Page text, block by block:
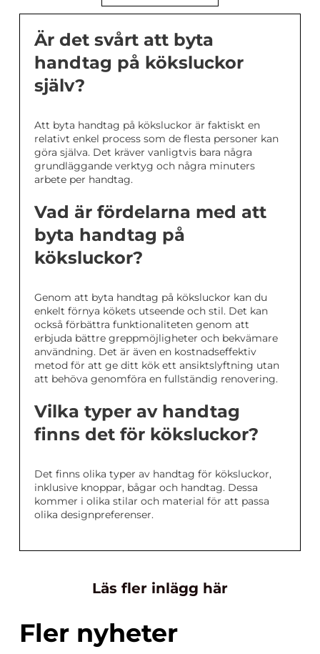
Är det svårt att byta
handtag på köksluckor
själv?
Att byta handtag på köksluckor är faktiskt en
relativt enkel process som de flesta personer kan
göra själva. Det kräver vanligtvis bara några
grundläggande verktyg och några minuters
arbete per handtag.
Vad är fördelarna med att
byta handtag på
köksluckor?
Genom att byta handtag på köksluckor kan du
enkelt förnya kökets utseende och stil. Det kan
också förbättra funktionaliteten genom att
erbjuda bättre greppmöjligheter och bekvämare
användning. Det är även en kostnadseffektiv
metod för att ge ditt kök ett ansiktslyftning utan
att behöva genomföra en fullständig renovering.
Vilka typer av handtag
finns det för köksluckor?
Det finns olika typer av handtag för köksluckor,
inklusive knoppar, bågar och handtag. Dessa
kommer i olika stilar och material för att passa
olika designpreferenser.
Läs fler inlägg här
Fler nyheter